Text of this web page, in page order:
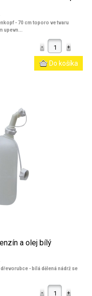
- 70 cm toporo ve tvaru
upevn...
a olej bílý
- bílá dělená nádrž se